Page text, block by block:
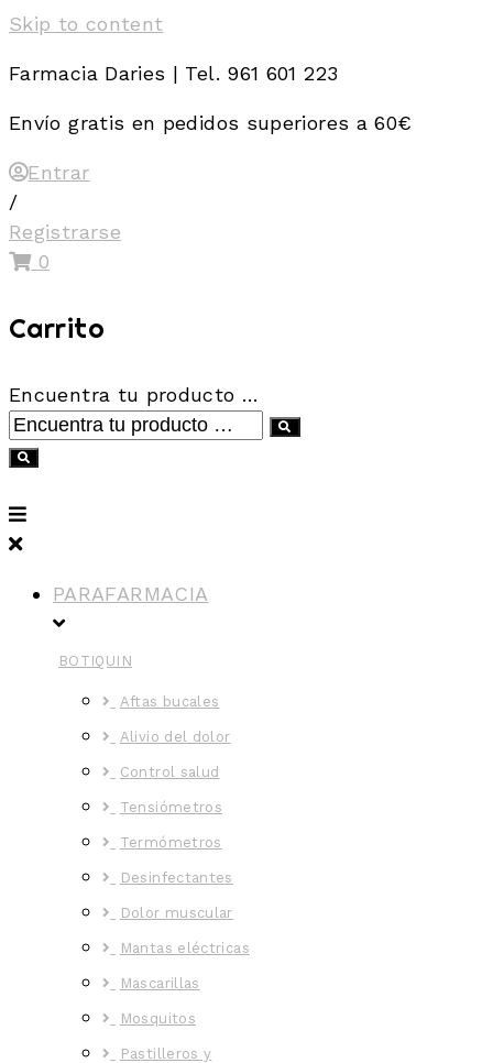
Skip to content
Farmacia Daries | Tel. 961 601 223
Envío gratis en pedidos superiores a 60€
Entrar
/
Registrarse
0
Carrito
Encuentra tu producto …
PARAFARMACIA
BOTIQUIN
Aftas bucales
Alivio del dolor
Control salud
Tensiómetros
Termómetros
Desinfectantes
Dolor muscular
Mantas eléctricas
Mascarillas
Mosquitos
Pastilleros y